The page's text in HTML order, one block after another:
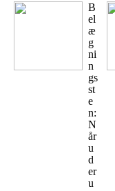
B
el
æ
g
ni
n
gs
st
e
n:
N
år
u
d
er
u